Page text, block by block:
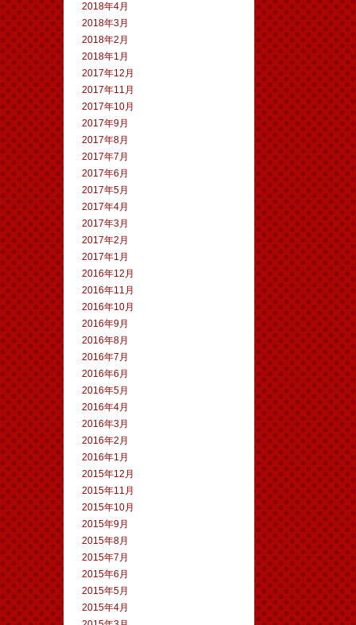
2018年4月
2018年3月
2018年2月
2018年1月
2017年12月
2017年11月
2017年10月
2017年9月
2017年8月
2017年7月
2017年6月
2017年5月
2017年4月
2017年3月
2017年2月
2017年1月
2016年12月
2016年11月
2016年10月
2016年9月
2016年8月
2016年7月
2016年6月
2016年5月
2016年4月
2016年3月
2016年2月
2016年1月
2015年12月
2015年11月
2015年10月
2015年9月
2015年8月
2015年7月
2015年6月
2015年5月
2015年4月